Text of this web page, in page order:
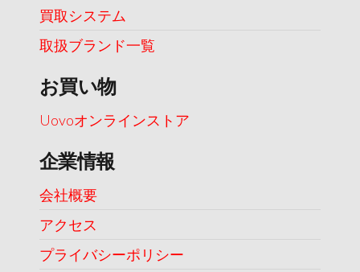
買取システム
取扱ブランド一覧
お買い物
Uovoオンラインストア
企業情報
会社概要
アクセス
プライバシーポリシー